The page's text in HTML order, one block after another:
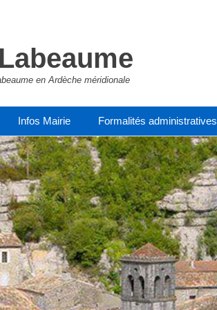
en Ardèche méridionale
Infos Mairie Formalités administratives